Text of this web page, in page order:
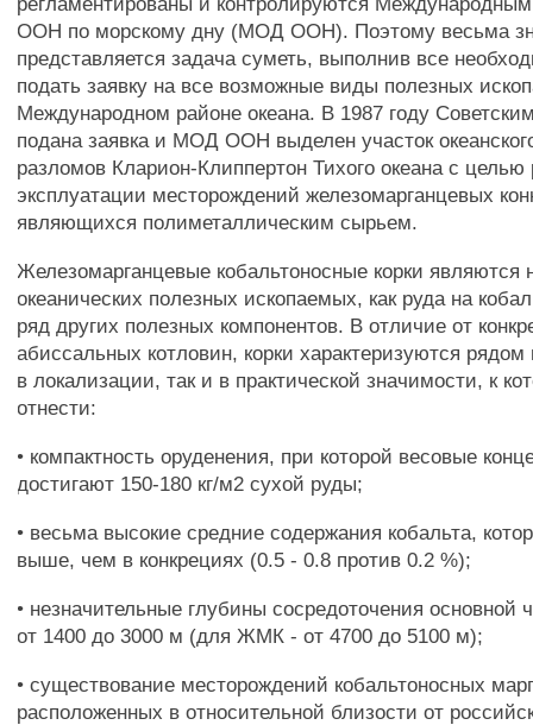
ООН по морскому дну (МОД ООН). Поэтому весьма
представляется задача суметь, выполнив все
подать заявку на все возможные виды полезных
Международном районе океана. В 1987 году
подана заявка и МОД ООН выделен участок
разломов Кларион-Клиппертон Тихого океана с целью
эксплуатации месторождений железомарганцевых
являющихся полиметаллическим сырьем.
Железомарганцевые кобальтоносные корки
океанических полезных ископаемых, как руда на
ряд других полезных компонентов. В отличие от
абиссальных котловин, корки характеризуются
в локализации, так и в практической значимости, к
отнести:
• компактность оруденения, при которой весовые
достигают 150-180 кг/м2 сухой руды;
• весьма высокие средние содержания кобальта,
выше, чем в конкрециях (0.5 - 0.8 против 0.2 %);
• незначительные глубины сосредоточения основной
от 1400 до 3000 м (для ЖМК - от 4700 до 5100 м);
• существование месторождений кобальтоносных
расположенных в относительной близости от